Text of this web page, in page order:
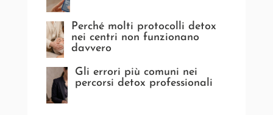
Perché molti protocolli detox
nei centri non funzionano
davvero
Gli errori più comuni nei
percorsi detox professionali